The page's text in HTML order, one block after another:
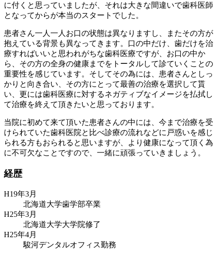
に付くと思っていましたが、それは大きな間違いで歯科医師
となってからが本当のスタートでした。
患者さん一人一人お口の状態は異なりますし、またその方が
抱えている背景も異なってきます。口の中だけ、歯だけを治
療すればいいと思われがちな歯科医療ですが、お口の中か
ら、その方の全身の健康までをトータルして診ていくことの
重要性を感じています。そしてその為には、患者さんとしっ
かりと向き合い、その方にとって最善の治療を選択して貰
い、更には歯科医療に対するネガティブなイメージを払拭し
て治療を終えて頂きたいと思っております。
当院に初めて来て頂いた患者さんの中には、今まで治療を受
けられていた歯科医院と比べ診療の流れなどに戸惑いを感じ
られる方もおられると思いますが、より健康になって頂く為
に不可欠なことですので、一緒に頑張っていきましょう。
経歴
H19年3月
北海道大学歯学部卒業
H25年3月
北海道大学大学院修了
H25年4月
駿河デンタルオフィス勤務